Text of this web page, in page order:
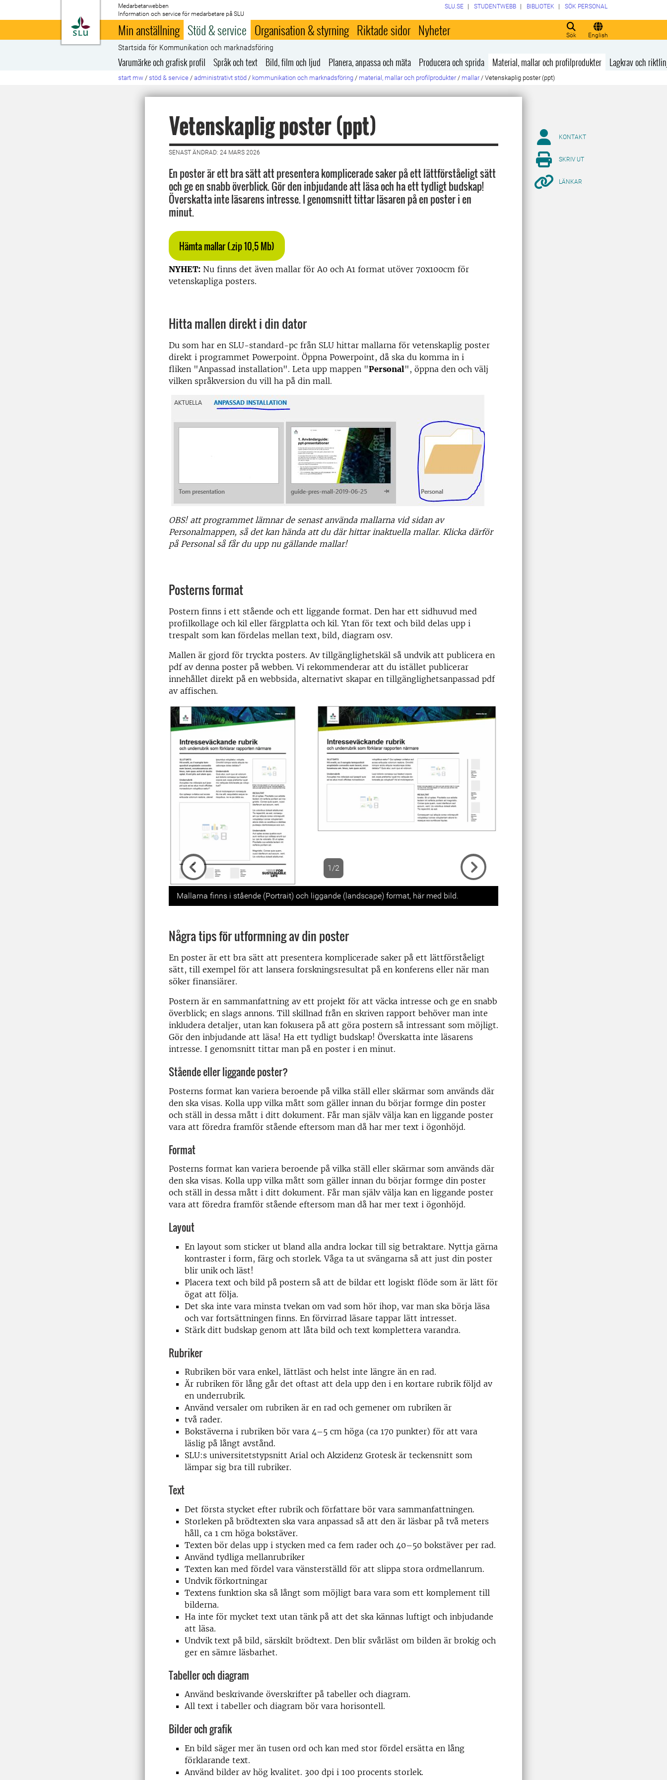
Till startsida
Medarbetarwebben
Information och service för medarbetare på SLU
Sök English
SLU.SE STUDENTWEBB BIBLIOTEK SÖK PERSONAL
Min anställning Stöd & service Organisation & styrning Riktade sidor Nyheter
Startsida för Kommunikation och marknadsföring
Varumärke och grafisk profil Språk och text Bild, film och ljud Planera, anpassa och mäta Producera och sprida Material, mallar och profilprodukter Lagkrav och
start mw / stöd & service / administrativt stöd / kommunikation och marknadsföring / material, mallar och profilprodukter / mallar / Vetenskaplig poster (ppt)
Vetenskaplig poster (ppt)
SENAST ÄNDRAD: 24 MARS 2026
En poster är ett bra sätt att presentera komplicerade saker på ett lättförståeligt sätt
och ge en snabb överblick. Gör den inbjudande att läsa och ha ett tydligt budskap!
Överskatta inte läsarens intresse. I genomsnitt tittar läsaren på en poster i en
minut.
Hämta mallar (.zip 10,5 Mb)
NYHET: Nu finns det även mallar för A0 och A1 format utöver 70x100cm för
vetenskapliga posters.
Hitta mallen direkt i din dator
Du som har en SLU-standard-pc från SLU hittar mallarna för vetenskaplig poster
direkt i programmet Powerpoint. Öppna Powerpoint, då ska du komma in i
fliken "Anpassad installation". Leta upp mappen "Personal", öppna den och välj
vilken språkversion du vill ha på din mall.
OBS! att programmet lämnar de senast använda mallarna vid sidan av
Personalmappen, så det kan hända att du där hittar inaktuella mallar. Klicka därför
på Personal så får du upp nu gällande mallar!
Posterns format
Postern finns i ett stående och ett liggande format. Den har ett sidhuvud med
profilkollage och kil eller färgplatta och kil. Ytan för text och bild delas upp i
trespalt som kan fördelas mellan text, bild, diagram osv.
Mallen är gjord för tryckta posters. Av tillgänglighetskäl så undvik att publicera en
pdf av denna poster på webben. Vi rekommenderar att du istället publicerar
innehållet direkt på en webbsida, alternativt skapar en tillgänglighetsanpassad pdf
av affischen.
1/2
Previous
Mallarna finns i stående (Portrait) och liggande (landscape) format, här med bild.
Några tips för utformning av din poster
En poster är ett bra sätt att presentera komplicerade saker på ett lättförståeligt
sätt, till exempel för att lansera forskningsresultat på en konferens eller när man
söker finansiärer.
Postern är en sammanfattning av ett projekt för att väcka intresse och ge en snabb
överblick; en slags annons. Till skillnad från en skriven rapport behöver man inte
inkludera detaljer, utan kan fokusera på att göra postern så intressant som möjligt.
Gör den inbjudande att läsa! Ha ett tydligt budskap! Överskatta inte läsarens
intresse. I genomsnitt tittar man på en poster i en minut.
Stående eller liggande poster?
Posterns format kan variera beroende på vilka ställ eller skärmar som används där
den ska visas. Kolla upp vilka mått som gäller innan du börjar formge din poster
och ställ in dessa mått i ditt dokument. Får man själv välja kan en liggande poster
vara att föredra framför stående eftersom man då har mer text i ögonhöjd.
Format
Posterns format kan variera beroende på vilka ställ eller skärmar som används där
den ska visas. Kolla upp vilka mått som gäller innan du börjar formge din poster
och ställ in dessa mått i ditt dokument. Får man själv välja kan en liggande poster
vara att föredra framför stående eftersom man då har mer text i ögonhöjd.
Layout
En layout som sticker ut bland alla andra lockar till sig betraktare. Nyttja gärna
kontraster i form, färg och storlek. Våga ta ut svängarna så att just din poster
blir unik och läst!
Placera text och bild på postern så att de bildar ett logiskt flöde som är lätt för
ögat att följa.
Det ska inte vara minsta tvekan om vad som hör ihop, var man ska börja läsa
och var fortsättningen finns. En förvirrad läsare tappar lätt intresset.
Stärk ditt budskap genom att låta bild och text komplettera varandra.
Rubriker
Rubriken bör vara enkel, lättläst och helst inte längre än en rad.
Är rubriken för lång går det oftast att dela upp den i en kortare rubrik följd av
en underrubrik.
Använd versaler om rubriken är en rad och gemener om rubriken är
två rader.
Bokstäverna i rubriken bör vara 4–5 cm höga (ca 170 punkter) för att vara
läslig på långt avstånd.
SLU:s universitetstypsnitt Arial och Akzidenz Grotesk är teckensnitt som
lämpar sig bra till rubriker.
Text
Det första stycket efter rubrik och författare bör vara sammanfattningen.
Storleken på brödtexten ska vara anpassad så att den är läsbar på två meters
håll, ca 1 cm höga bokstäver.
Texten bör delas upp i stycken med ca fem rader och 40–50 bokstäver per rad.
Använd tydliga mellanrubriker
Texten kan med fördel vara vänsterställd för att slippa stora ordmellanrum.
Undvik förkortningar
Textens funktion ska så långt som möjligt bara vara som ett komplement till
bilderna.
Ha inte för mycket text utan tänk på att det ska kännas luftigt och inbjudande
att läsa.
Undvik text på bild, särskilt brödtext. Den blir svårläst om bilden är brokig och
ger en sämre läsbarhet.
Tabeller och diagram
Använd beskrivande överskrifter på tabeller och diagram.
All text i tabeller och diagram bör vara horisontell.
Bilder och grafik
En bild säger mer än tusen ord och kan med stor fördel ersätta en lång
förklarande text.
Använd bilder av hög kvalitet. 300 dpi i 100 procents storlek.
KONTAKT
SKRIV UT
LÄNKAR